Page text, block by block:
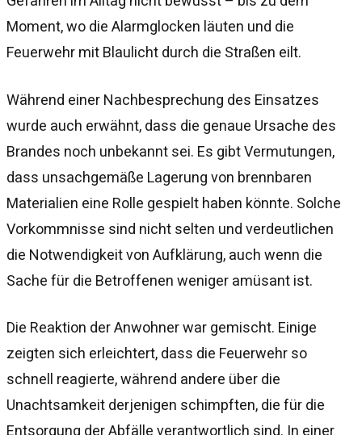
Moment, wo die Alarmglocken läuten und die
Feuerwehr mit Blaulicht durch die Straßen eilt.
Während einer Nachbesprechung des Einsatzes
wurde auch erwähnt, dass die genaue Ursache des
Brandes noch unbekannt sei. Es gibt Vermutungen,
dass unsachgemäße Lagerung von brennbaren
Materialien eine Rolle gespielt haben könnte. Solche
Vorkommnisse sind nicht selten und verdeutlichen
die Notwendigkeit von Aufklärung, auch wenn die
Sache für die Betroffenen weniger amüsant ist.
Die Reaktion der Anwohner war gemischt. Einige
zeigten sich erleichtert, dass die Feuerwehr so
schnell reagierte, während andere über die
Unachtsamkeit derjenigen schimpften, die für die
Entsorgung der Abfälle verantwortlich sind. In einer